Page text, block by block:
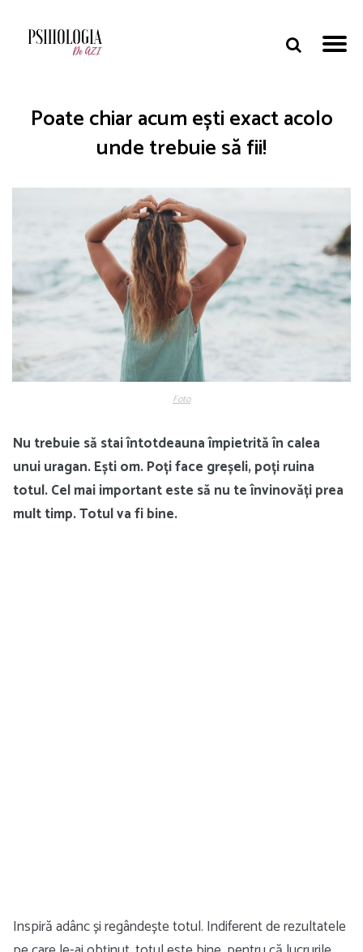
Poate chiar acum ești exact acolo
unde trebuie să fii!
Foto
Nu trebuie să stai întotdeauna împietrită în calea
unui uragan. Ești om. Poți face greșeli, poți ruina
totul. Cel mai important este să nu te învinovăți prea
mult timp. Totul va fi bine.
Inspiră adânc și regândește totul. Indiferent de rezultatele